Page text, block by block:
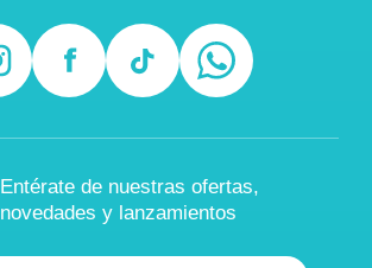
Entérate de nuestras ofertas,
novedades y lanzamientos